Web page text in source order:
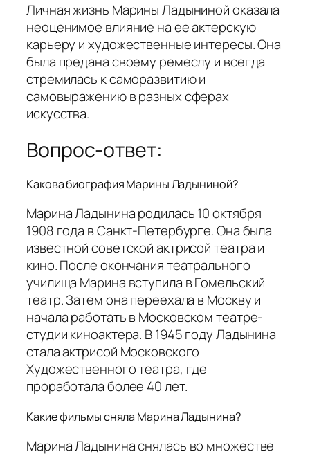
Личная жизнь Марины Ладыниной оказала
неоценимое влияние на ее актерскую
карьеру и художественные интересы. Она
была предана своему ремеслу и всегда
стремилась к саморазвитию и
самовыражению в разных сферах
искусства.
Вопрос-ответ:
Какова биография Марины Ладыниной?
Марина Ладынина родилась 10 октября
1908 года в Санкт-Петербурге. Она была
известной советской актрисой театра и
кино. После окончания театрального
училища Марина вступила в Гомельский
театр. Затем она переехала в Москву и
начала работать в Московском театре-
студии киноактера. В 1945 году Ладынина
стала актрисой Московского
Художественного театра, где
проработала более 40 лет.
Какие фильмы сняла Марина Ладынина?
Марина Ладынина снялась во множестве